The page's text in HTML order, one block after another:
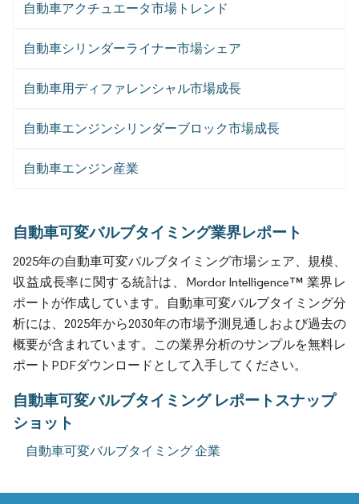
自動車アクチュエータ市場トレンド
自動車シリンダーライナー市場シェア
自動車用ディファレンシャル市場成長
自動車エンジンシリンダーブロック市場成長
自動車エンジン産業
自動車可変バルブタイミング業界レポート
2025年の自動車可変バルブタイミング市場シェア、規模、
収益成長率に関する統計は、Mordor Intelligence™ 業界レ
ポートが作成しています。自動車可変バルブタイミング分
析には、2025年から2030年の市場予測見通しおよび過去の
概要が含まれています。この業界分析のサンプルを無料レ
ポートPDFダウンロードとして入手してください。
自動車可変バルブタイミング レポートスナップ
ショット
自動車可変バルブタイミング 企業